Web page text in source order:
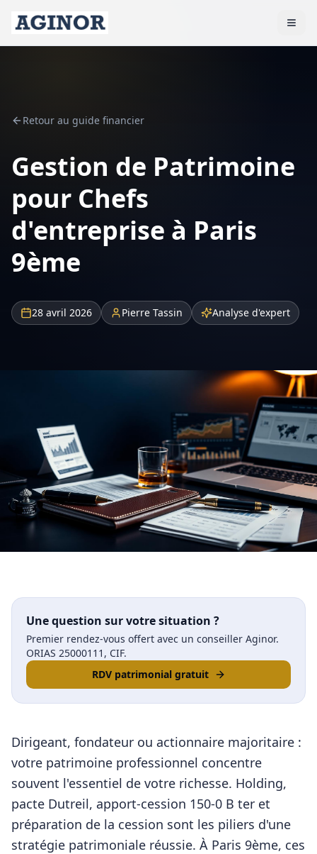
Retour au guide financier
Gestion de Patrimoine
pour Chefs
d'entreprise à Paris
9ème
28 avril 2026 Pierre Tassin Analyse d'expert
Une question sur votre situation ?
Premier rendez-vous offert avec un conseiller Aginor.
ORIAS 25000111, CIF.
RDV patrimonial gratuit
Dirigeant, fondateur ou actionnaire majoritaire :
votre patrimoine professionnel concentre
souvent l'essentiel de votre richesse. Holding,
pacte Dutreil, apport-cession 150-0 B ter et
préparation de la cession sont les piliers d'une
stratégie patrimoniale réussie. À Paris 9ème, ces